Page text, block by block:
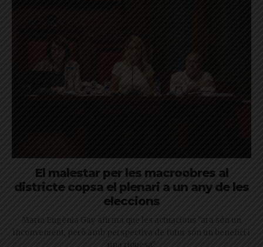
El malestar per les macroobres al
districte copsa el plenari a un any de les
eleccions
Maria Eugènia Gay afirma que les actuacions "ara són un
inconvenient, però amb perspectiva de futur són un benefici i